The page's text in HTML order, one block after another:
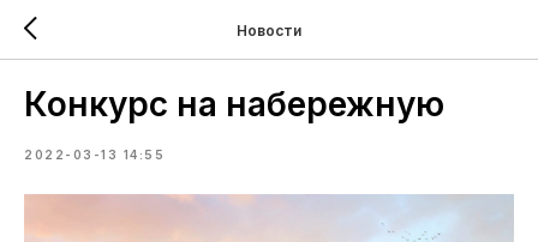
Новости
Конкурс на набережную
2022-03-13 14:55